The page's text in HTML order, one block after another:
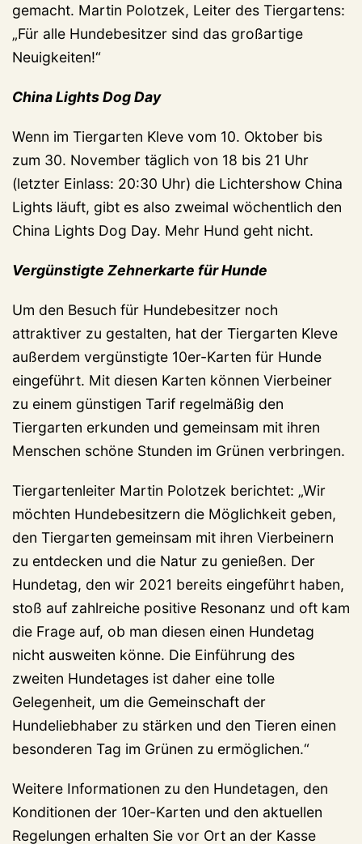
gemacht. Martin Polotzek, Leiter des Tiergartens:
„Für alle Hundebesitzer sind das großartige
Neuigkeiten!“
China Lights Dog Day
Wenn im Tiergarten Kleve vom 10. Oktober bis
zum 30. November täglich von 18 bis 21 Uhr
(letzter Einlass: 20:30 Uhr) die Lichtershow China
Lights läuft, gibt es also zweimal wöchentlich den
China Lights Dog Day. Mehr Hund geht nicht.
Vergünstigte Zehnerkarte für Hunde
Um den Besuch für Hundebesitzer noch
attraktiver zu gestalten, hat der Tiergarten Kleve
außerdem vergünstigte 10er-Karten für Hunde
eingeführt. Mit diesen Karten können Vierbeiner
zu einem günstigen Tarif regelmäßig den
Tiergarten erkunden und gemeinsam mit ihren
Menschen schöne Stunden im Grünen verbringen.
Tiergartenleiter Martin Polotzek berichtet: „Wir
möchten Hundebesitzern die Möglichkeit geben,
den Tiergarten gemeinsam mit ihren Vierbeinern
zu entdecken und die Natur zu genießen. Der
Hundetag, den wir 2021 bereits eingeführt haben,
stoß auf zahlreiche positive Resonanz und oft kam
die Frage auf, ob man diesen einen Hundetag
nicht ausweiten könne. Die Einführung des
zweiten Hundetages ist daher eine tolle
Gelegenheit, um die Gemeinschaft der
Hundeliebhaber zu stärken und den Tieren einen
besonderen Tag im Grünen zu ermöglichen.“
Weitere Informationen zu den Hundetagen, den
Konditionen der 10er-Karten und den aktuellen
Regelungen erhalten Sie vor Ort an der Kasse